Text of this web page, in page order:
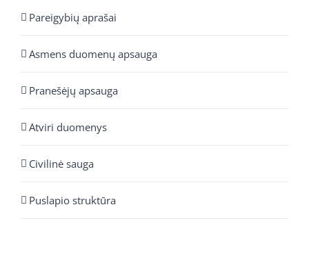
Pareigybių aprašai
Asmens duomenų apsauga
Pranešėjų apsauga
Atviri duomenys
Civilinė sauga
Puslapio struktūra